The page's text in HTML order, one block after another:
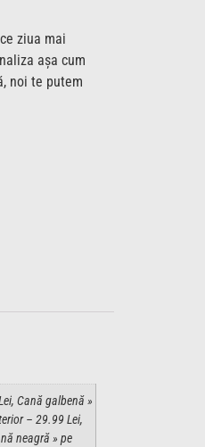
ziua mai
așa cum
noi te putem
Cană galbenă »
– 29.99 Lei,
neagră » pe